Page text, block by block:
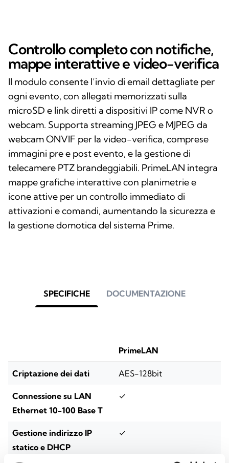
Controllo completo con notifiche,
mappe interattive e video-verifica
Il modulo consente l’invio di email dettagliate per
ogni evento, con allegati memorizzati sulla
microSD e link diretti a dispositivi IP come NVR o
webcam. Supporta streaming JPEG e MJPEG da
webcam ONVIF per la video-verifica, comprese
immagini pre e post evento, e la gestione di
telecamere PTZ brandeggiabili. PrimeLAN integra
mappe grafiche interattive con planimetrie e
icone attive per un controllo immediato di
attivazioni e comandi, aumentando la sicurezza e
la gestione domotica del sistema Prime.
SPECIFICHE DOCUMENTAZIONE
PrimeLAN
Criptazione dei dati AES-128bit
Connessione su LAN
Ethernet 10-100 Base T
✓
Gestione indirizzo IP
statico e DHCP
✓